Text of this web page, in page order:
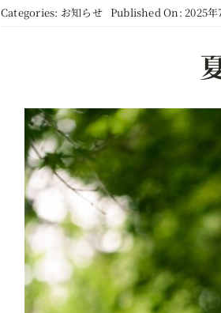
Categories: お知らせ Published On: 2025年